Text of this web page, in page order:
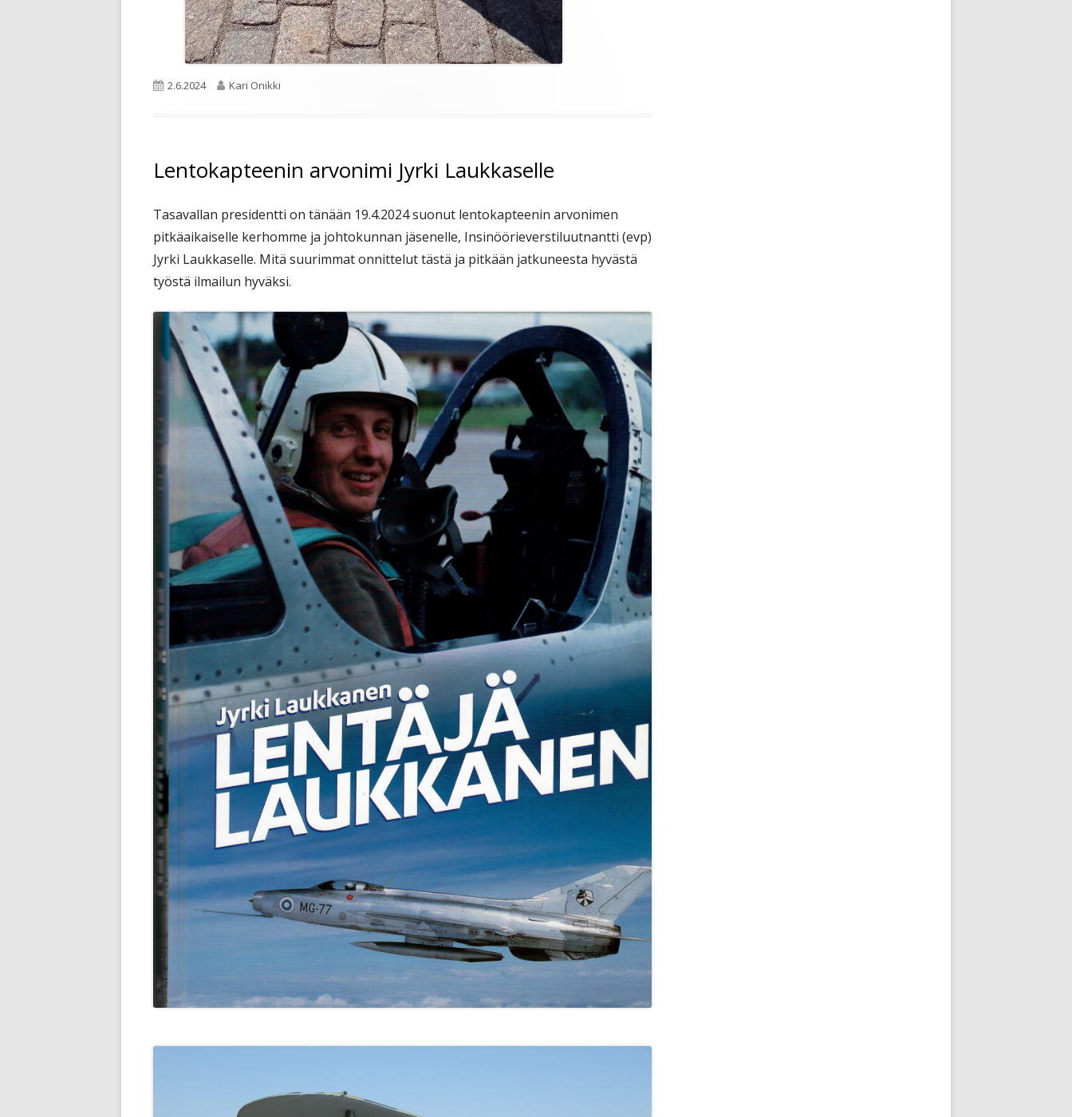
Julkaistu
2.6.2024 Kirjoittaja
Kari Onikki
Lentokapteenin arvonimi Jyrki Laukkaselle
Tasavallan presidentti on tänään 19.4.2024 suonut lentokapteenin arvonimen
pitkäaikaiselle kerhomme ja johtokunnan jäsenelle, Insinöörieverstiluutnantti (evp)
Jyrki Laukkaselle. Mitä suurimmat onnittelut tästä ja pitkään jatkuneesta hyvästä
työstä ilmailun hyväksi.